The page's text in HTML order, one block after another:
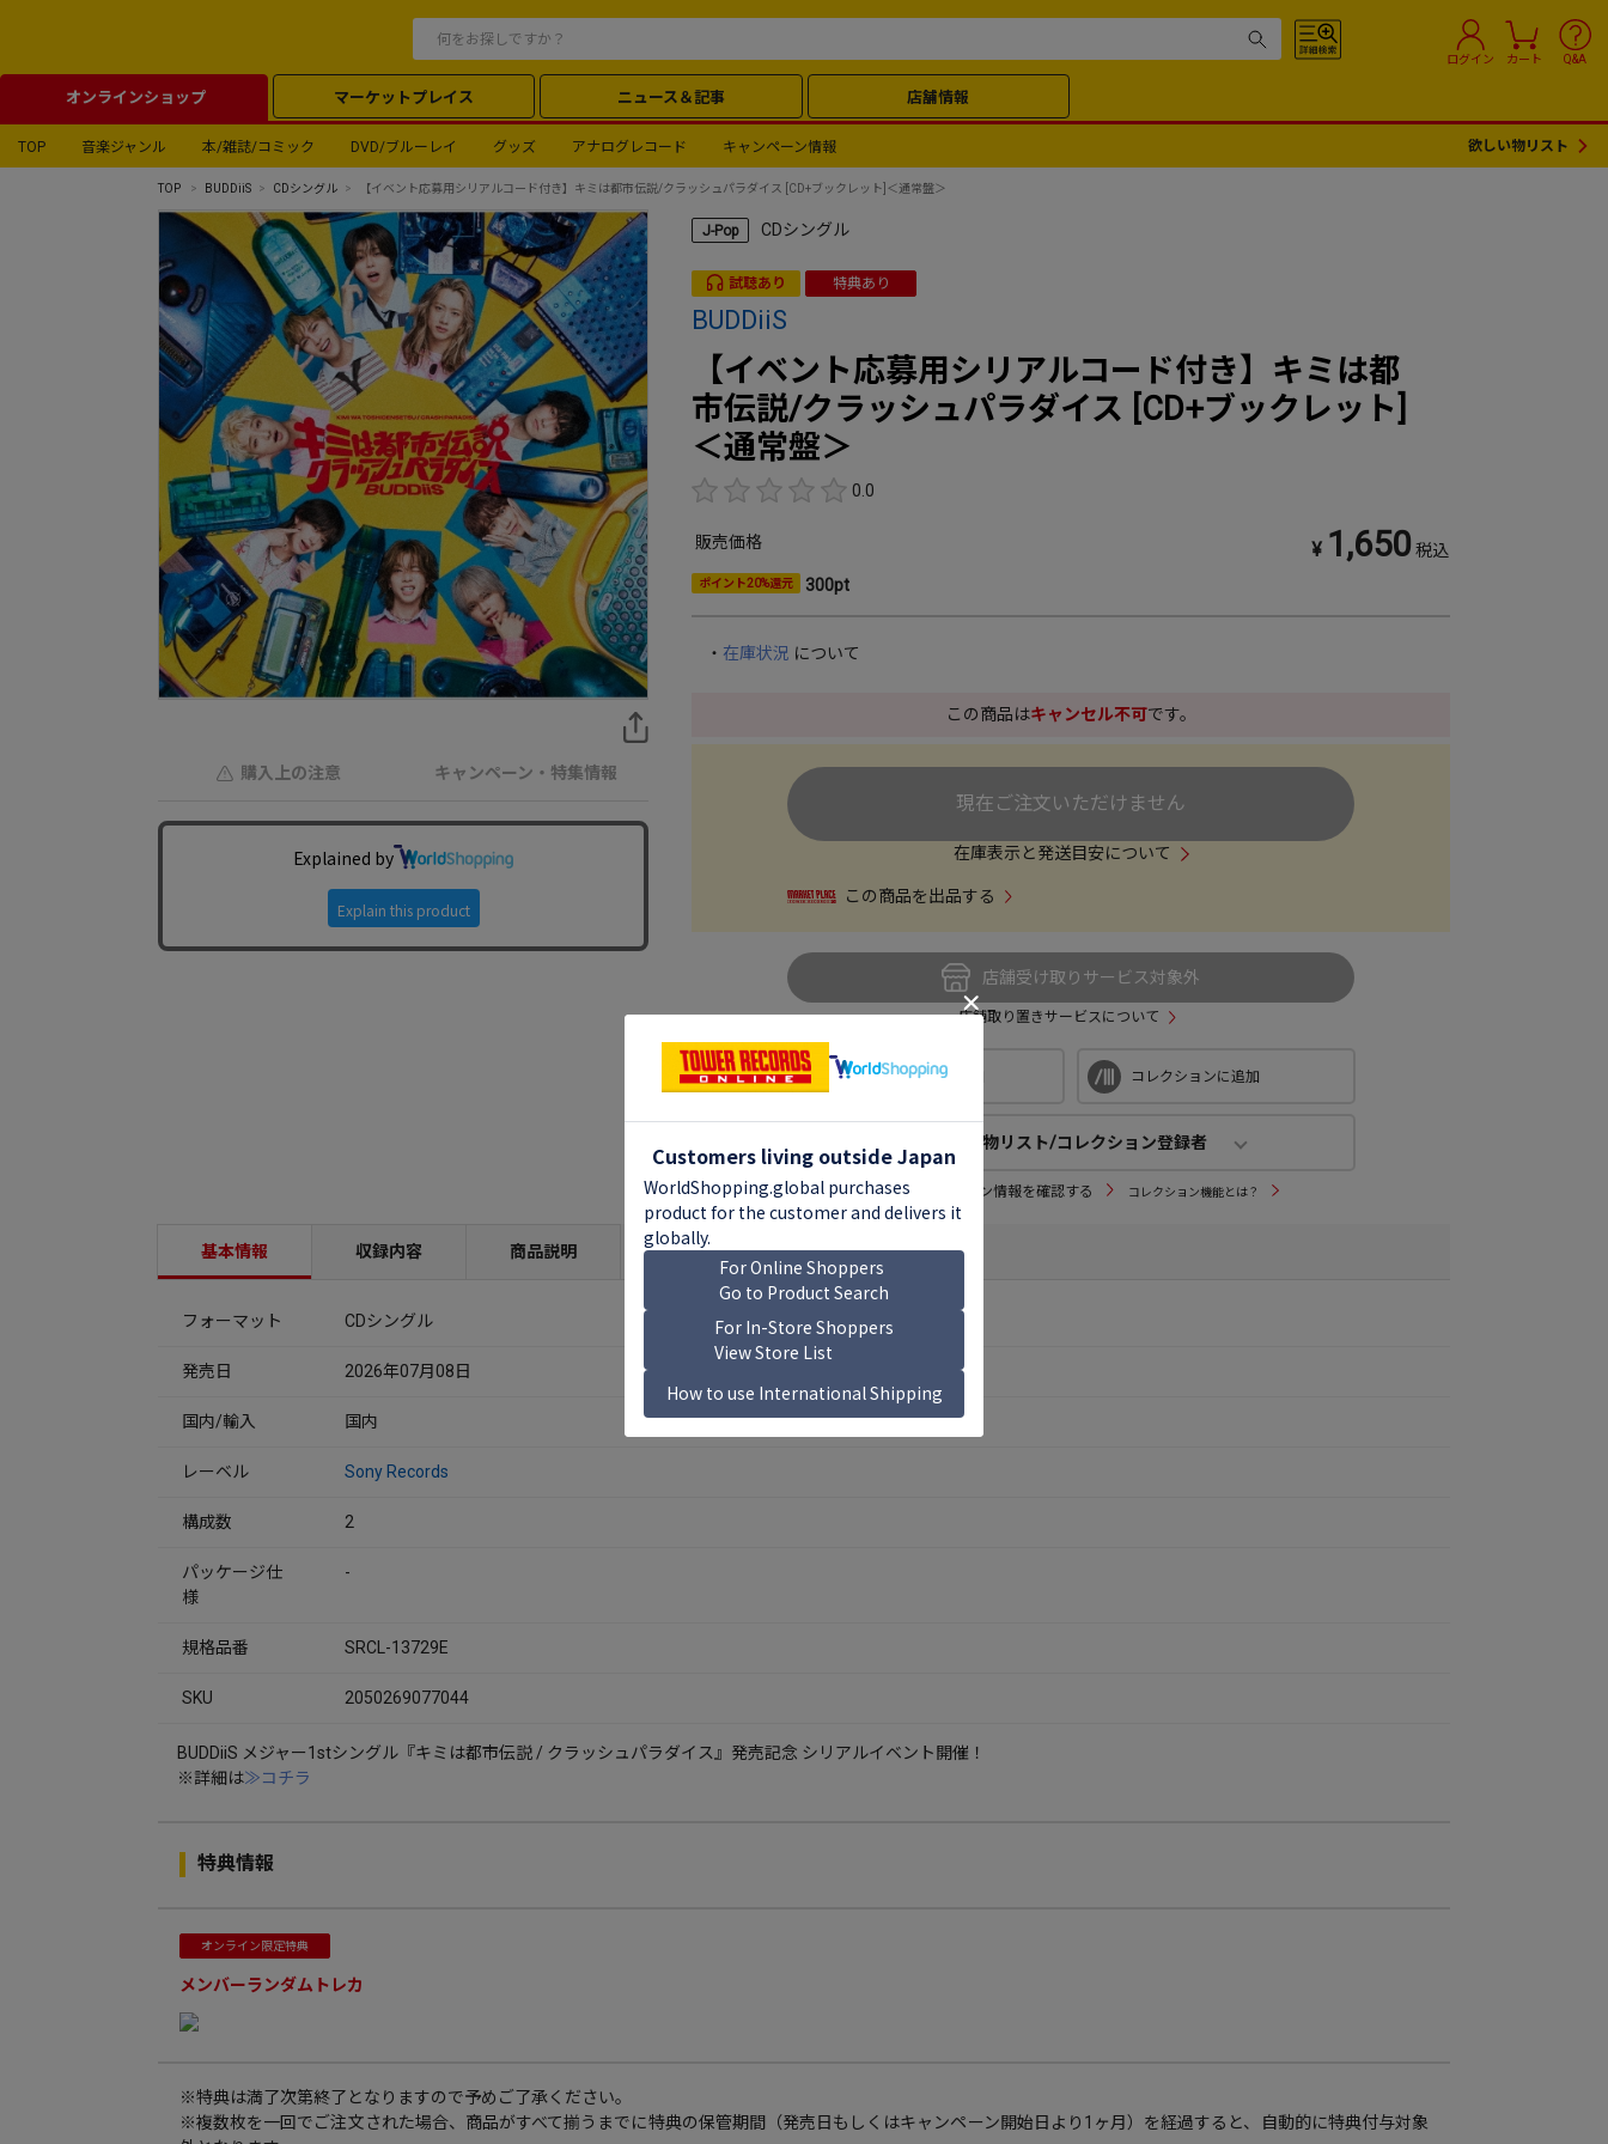
ログイン カート Q&A
オンラインショップ マーケットプレイス ニュース＆記事 店舗情報
TOP 音楽ジャンル 本/雑誌/コミック DVD/ブルーレイ グッズ アナログレコード キャンペーン情報 欲しい物リスト
TOP BUDDiiS CDシングル 【イベント応募用シリアルコード付き】キミは都市伝説/クラッシュパラダイス [CD+ブックレット]＜通常盤＞
購入上の注意 キャンペーン・特集情報
J-Pop CDシングル
試聴あり 特典あり
BUDDiiS
【イベント応募用シリアルコード付き】キミは都
市伝説/クラッシュパラダイス [CD+ブックレット]
＜通常盤＞
0.0
販売価格 ¥ 1,650 税込
ポイント20%還元 300pt
・ 在庫状況 について
この商品はキャンセル不可です。
現在ご注文いただけません
在庫表示と発送目安について
この商品を出品する
店舗受け取りサービス対象外
店舗取り置きサービスについて
欲しい物リストに追加 コレクションに追加
欲しい物リスト/コレクション登録者
欲しい物リスト登録者
9 人(公開：0人)
コレクション登録者
この商品のコレクション情報を確認する コレクション機能とは？
基本情報 収録内容 商品説明
フォーマット CDシングル
発売日 2026年07月08日
国内/輸入 国内
レーベル Sony Records
構成数 2
パッケージ仕
様
-
規格品番 SRCL-13729E
SKU 2050269077044
BUDDiiS メジャー1stシングル『キミは都市伝説 / クラッシュパラダイス』発売記念 シリアルイベント開催！
※詳細は≫コチラ
特典情報
オンライン限定特典
メンバーランダムトレカ
※特典は満了次第終了となりますので予めご了承ください。
※複数枚を一回でご注文された場合、商品がすべて揃うまでに特典の保管期間（発売日もしくはキャンペーン開始日より1ヶ月）を経過すると、自動的に特典付与対象